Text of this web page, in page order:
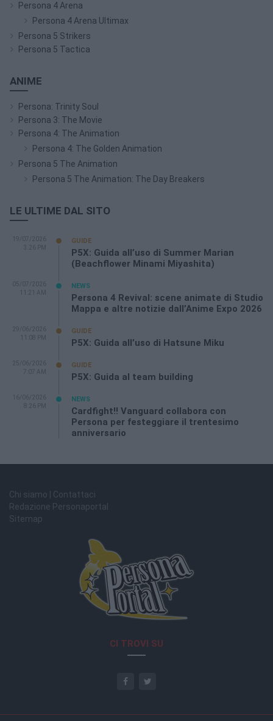
Persona 4 Arena
Persona 4 Arena Ultimax
Persona 5 Strikers
Persona 5 Tactica
ANIME
Persona: Trinity Soul
Persona 3: The Movie
Persona 4: The Animation
Persona 4: The Golden Animation
Persona 5 The Animation
Persona 5 The Animation: The Day Breakers
LE ULTIME DAL SITO
19/07/2026
3:26 PM
GUIDE
P5X: Guida all’uso di Summer Marian
(Beachflower Minami Miyashita)
05/07/2026
11:21 AM
NEWS
Persona 4 Revival: scene animate di Studio
Mappa e altre notizie dall’Anime Expo 2026
29/06/2026
11:08 PM
GUIDE
P5X: Guida all’uso di Hatsune Miku
25/06/2026
7:07 AM
GUIDE
P5X: Guida al team building
16/06/2026
8:26 PM
NEWS
Cardfight!! Vanguard collabora con
Persona per festeggiare il trentesimo
anniversario
Chi siamo | Contattaci
Redazione Personaportal
Sitemap
CI TROVI SU